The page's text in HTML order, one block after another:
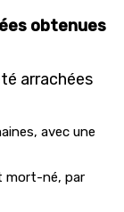
obtenues
arrachées
avec une
mort-né, par